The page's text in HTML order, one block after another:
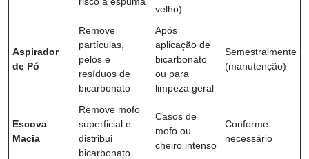
velho)
Aspirador
de Pó
Remove
partículas,
pelos e
resíduos de
bicarbonato
Após
aplicação de
bicarbonato
ou para
limpeza geral
Semestralmente
(manutenção)
Escova
Macia
Remove mofo
superficial e
distribui
bicarbonato
Casos de
mofo ou
cheiro intenso
Conforme
necessário